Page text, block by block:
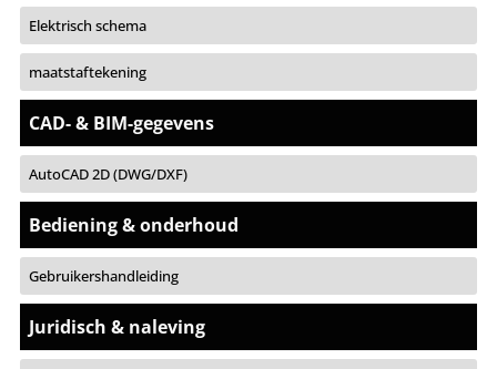
Elektrisch schema
maatstaftekening
CAD- & BIM-gegevens
AutoCAD 2D (DWG/DXF)
Bediening & onderhoud
Gebruikershandleiding
Juridisch & naleving